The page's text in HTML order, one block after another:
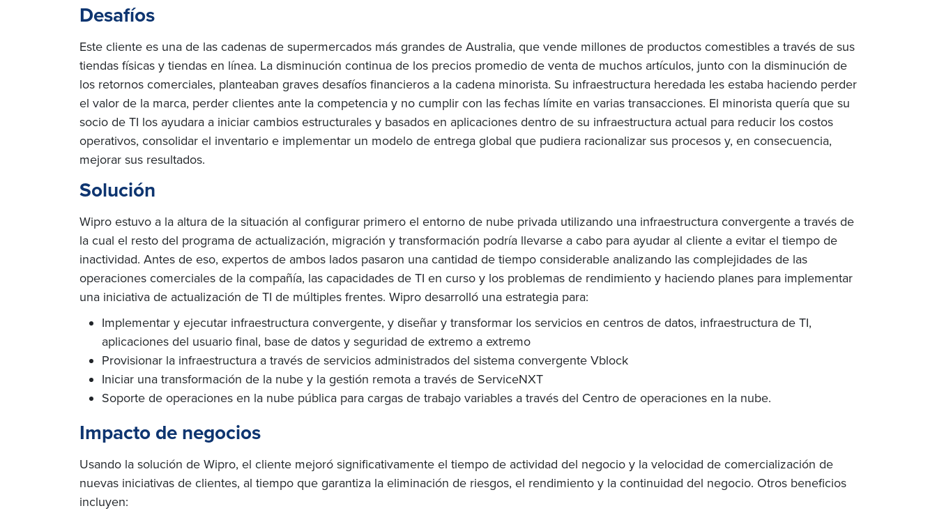
Desafíos
Este cliente es una de las cadenas de supermercados más grandes de Australia, que vende millones de productos comestibles a través de sus
tiendas físicas y tiendas en línea. La disminución continua de los precios promedio de venta de muchos artículos, junto con la disminución de
los retornos comerciales, planteaban graves desafíos financieros a la cadena minorista. Su infraestructura heredada les estaba haciendo perder
el valor de la marca, perder clientes ante la competencia y no cumplir con las fechas límite en varias transacciones. El minorista quería que su
socio de TI los ayudara a iniciar cambios estructurales y basados en aplicaciones dentro de su infraestructura actual para reducir los costos
operativos, consolidar el inventario e implementar un modelo de entrega global que pudiera racionalizar sus procesos y, en consecuencia,
mejorar sus resultados.
Solución
Wipro estuvo a la altura de la situación al configurar primero el entorno de nube privada utilizando una infraestructura convergente a través de
la cual el resto del programa de actualización, migración y transformación podría llevarse a cabo para ayudar al cliente a evitar el tiempo de
inactividad. Antes de eso, expertos de ambos lados pasaron una cantidad de tiempo considerable analizando las complejidades de las
operaciones comerciales de la compañía, las capacidades de TI en curso y los problemas de rendimiento y haciendo planes para implementar
una iniciativa de actualización de TI de múltiples frentes. Wipro desarrolló una estrategia para:
Implementar y ejecutar infraestructura convergente, y diseñar y transformar los servicios en centros de datos, infraestructura de TI,
aplicaciones del usuario final, base de datos y seguridad de extremo a extremo
Provisionar la infraestructura a través de servicios administrados del sistema convergente Vblock
Iniciar una transformación de la nube y la gestión remota a través de ServiceNXT
Soporte de operaciones en la nube pública para cargas de trabajo variables a través del Centro de operaciones en la nube.
Impacto de negocios
Usando la solución de Wipro, el cliente mejoró significativamente el tiempo de actividad del negocio y la velocidad de comercialización de
nuevas iniciativas de clientes, al tiempo que garantiza la eliminación de riesgos, el rendimiento y la continuidad del negocio. Otros beneficios
incluyen: